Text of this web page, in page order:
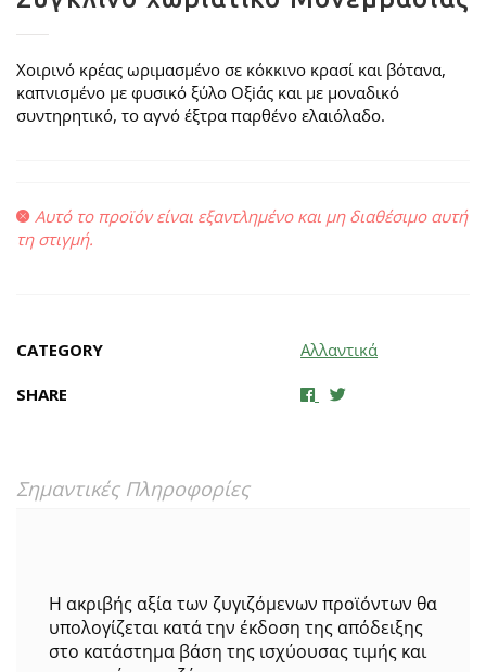
Χοιρινό κρέας ωριμασμένο σε κόκκινο κρασί και βότανα,
καπνισμένο με φυσικό ξύλο Οξiάς και με μοναδικό
συντηρητικό, το αγνό έξτρα παρθένο ελαιόλαδο.
Αυτό το προϊόν είναι εξαντλημένο και μη διαθέσιμο αυτή
τη στιγμή.
CATEGORY Αλλαντικά
SHARE
Σημαντικές Πληροφορίες
Η ακριβής αξία των ζυγιζόμενων προϊόντων θα
υπολογίζεται κατά την έκδοση της απόδειξης
στο κατάστημα βάση της ισχύουσας τιμής και